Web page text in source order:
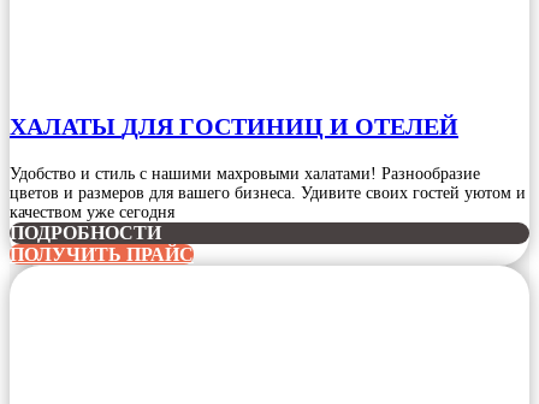
ХАЛАТЫ ДЛЯ ГОСТИНИЦ И ОТЕЛЕЙ
Удобство и стиль с нашими махровыми халатами! Разнообразие
цветов и размеров для вашего бизнеса. Удивите своих гостей уютом и
качеством уже сегодня
ПОДРОБНОСТИ
ПОЛУЧИТЬ ПРАЙС